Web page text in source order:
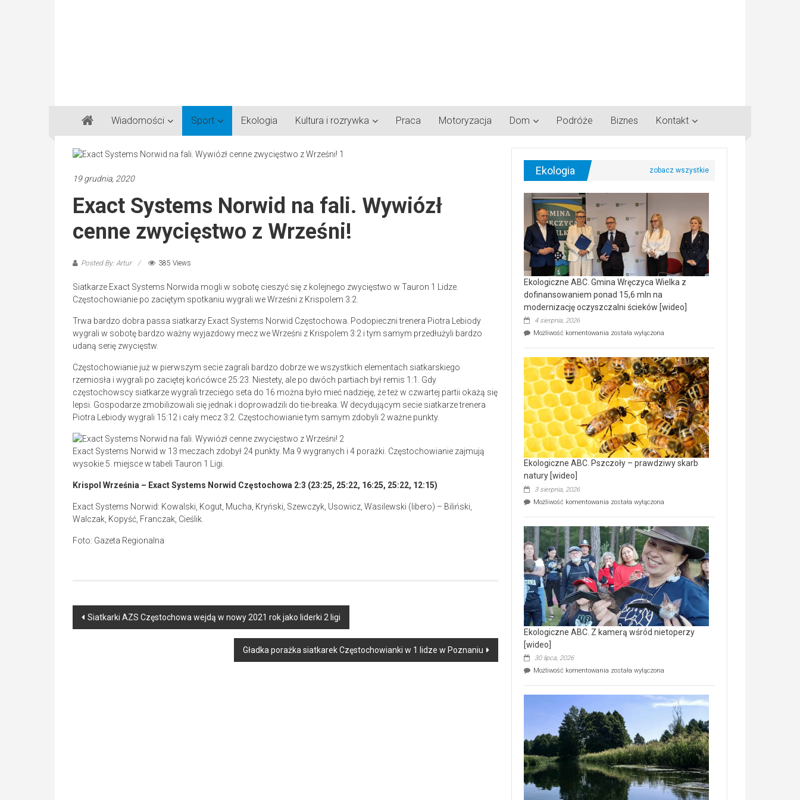
Gazeta
Regionalna
Częstochowa,
Lubliniec,
Wiadomości Sport Ekologia Kultura i rozrywka Praca Motoryzacja Dom Podróże Biznes Kontakt
19 grudnia, 2020
Exact Systems Norwid na fali. Wywiózł
cenne zwycięstwo z Wrześni!
Posted By: Artur 385 Views
Siatkarze Exact Systems Norwida mogli w sobotę cieszyć się z kolejnego zwycięstwo w Tauron 1 Lidze.
Częstochowianie po zaciętym spotkaniu wygrali we Wrześni z Krispolem 3:2.
Trwa bardzo dobra passa siatkarzy Exact Systems Norwid Częstochowa. Podopieczni trenera Piotra Lebiody
wygrali w sobotę bardzo ważny wyjazdowy mecz we Wrześni z Krispolem 3:2 i tym samym przedłużyli bardzo
udaną serię zwycięstw.
Częstochowianie już w pierwszym secie zagrali bardzo dobrze we wszystkich elementach siatkarskiego
rzemiosła i wygrali po zaciętej końcówce 25:23. Niestety, ale po dwóch partiach był remis 1:1. Gdy
częstochowscy siatkarze wygrali trzeciego seta do 16 można było mieć nadzieję, że też w czwartej partii okażą się
lepsi. Gospodarze zmobilizowali się jednak i doprowadzili do tie-breaka. W decydującym secie siatkarze trenera
Piotra Lebiody wygrali 15:12 i cały mecz 3:2. Częstochowianie tym samym zdobyli 2 ważne punkty.
Exact Systems Norwid w 13 meczach zdobył 24 punkty. Ma 9 wygranych i 4 porażki. Częstochowianie zajmują
wysokie 5. miejsce w tabeli Tauron 1 Ligi.
Krispol Września – Exact Systems Norwid Częstochowa 2:3 (23:25, 25:22, 16:25, 25:22, 12:15)
Exact Systems Norwid: Kowalski, Kogut, Mucha, Kryński, Szewczyk, Usowicz, Wasilewski (libero) – Biliński,
Walczak, Kopyść, Franczak, Cieślik.
Foto: Gazeta Regionalna
Post
Siatkarki AZS Częstochowa wejdą w nowy 2021 rok jako liderki 2 ligi
Gładka porażka siatkarek Częstochowianki w 1 lidze w Poznaniu
Ekologia
Ekologiczne ABC. Gmina Wręczyca Wielka z
dofinansowaniem ponad 15,6 mln na
modernizację oczyszczalni ścieków [wideo]
4 sierpnia, 2026
Możliwość komentowania Ekologiczne
Wręczyca
Wielka
z
dofinansowaniem
ponad
15,6
mln
na
modernizację
oczyszczalni
ścieków
[wideo]
została wyłączona
Ekologiczne ABC. Pszczoły – prawdziwy skarb
natury [wideo]
3 sierpnia, 2026
Możliwość komentowania Ekologiczne
–
prawdziwy
skarb
natury
[wideo]
została wyłączona
Ekologiczne ABC. Z kamerą wśród nietoperzy
[wideo]
30 lipca, 2026
Możliwość komentowania Ekologiczne
wśród
nietoperzy
[wideo]
została wyłączona